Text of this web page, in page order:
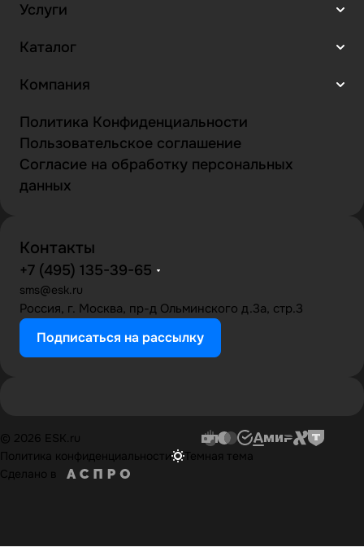
Услуги
Каталог
Компания
Политика Конфиденциальности
Пользовательское соглашение
Согласие на обработку персональных
данных
Контакты
+7 (495) 135-39-65
sms@esk.ru
Россия, г. Москва, пр-д Ольминского д.3а, стр.3
Подписаться на рассылку
© 2026 ESK.ru
Политика конфиденциальности
Темная тема
Сделано в